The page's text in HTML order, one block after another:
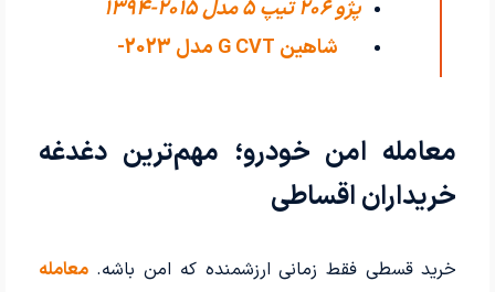
اکسلنت مدل
پژو 206 تیپ ۵ مدل 2015-1394
شاهین G CVT مدل 2023-
معامله امن خودرو؛ مهم‌ترین دغدغه
خریداران اقساطی
خرید قسطی فقط زمانی ارزشمنده که امن باشه.معامله